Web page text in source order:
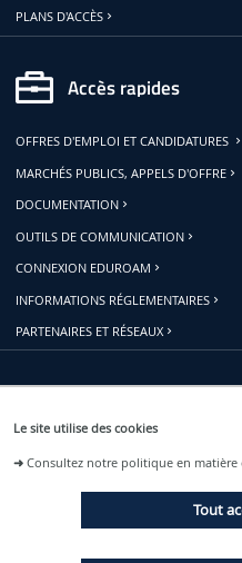
Le site utilise des cookies
➜Consultez notre politique en matière
Tout
PLANS D'ACCÈS
Accès rapides
OFFRES D'EMPLOI ET CANDIDATURES
MARCHÉS PUBLICS, APPELS D'OFFRE
DOCUMENTATION
OUTILS DE COMMUNICATION
CONNEXION EDUROAM
INFORMATIONS RÉGLEMENTAIRES
PARTENAIRES ET RÉSEAUX
ACTUALITÉS